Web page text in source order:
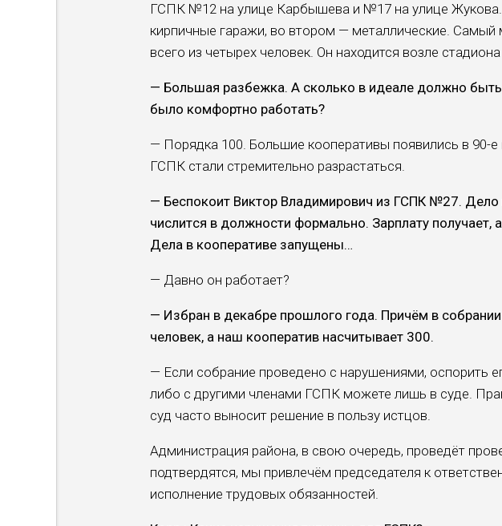
ГСПК №12 на улице Карбышева и №17 на улице
кирпичные гаражи, во вто­ром — металлические. Са­мый
всего из четырех человек. Он находится воз­ле
— Большая разбежка. А сколько в идеале долж­но
было ком­фортно работать?
— Порядка 100. Большие кооперативы появились в 90-
ГСПК стали стреми­тельно разрастаться.
— Беспокоит Виктор Владимирович из ГСПК №27. Дело
числит­ся в должности формаль­но. Зарплату получает,
Дела в кооперативе за­пущены…
— Давно он работает?
— Избран в декабре про­шлого года. Причём в
человек, а наш ко­оператив насчитывает 300.
— Если собрание прове­дено с нарушениями, оспо­рить
либо с други­ми членами ГСПК можете лишь в суде.
суд часто выносит решение в пользу истцов.
Администрация района, в свою очередь, проведёт
подтвердятся, мы привле­чём председателя к
исполнение трудовых обязанностей.